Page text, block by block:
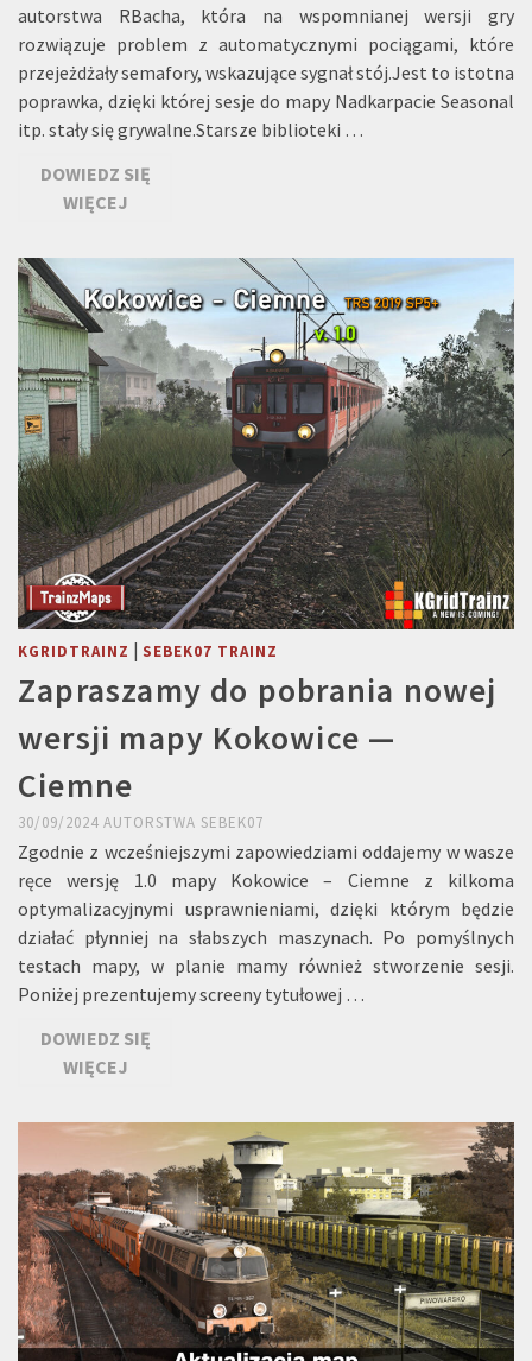
autorstwa RBacha, która na wspomnianej wersji gry
rozwiązuje problem z automatycznymi pociągami, które
przejeżdżały semafory, wskazujące sygnał stój.Jest to istotna
poprawka, dzięki której sesje do mapy Nadkarpacie Seasonal
itp. stały się grywalne.Starsze biblioteki …
DOWIEDZ SIĘ
WIĘCEJ
KGRIDTRAINZ | SEBEK07 TRAINZ
Zapraszamy do pobrania nowej
wersji mapy Kokowice —
Ciemne
30/09/2024 AUTORSTWA SEBEK07
Zgodnie z wcześniejszymi zapowiedziami oddajemy w wasze
ręce wersję 1.0 mapy Kokowice – Ciemne z kilkoma
optymalizacyjnymi usprawnieniami, dzięki którym będzie
działać płynniej na słabszych maszynach. Po pomyślnych
testach mapy, w planie mamy również stworzenie sesji.
Poniżej prezentujemy screeny tytułowej …
DOWIEDZ SIĘ
WIĘCEJ